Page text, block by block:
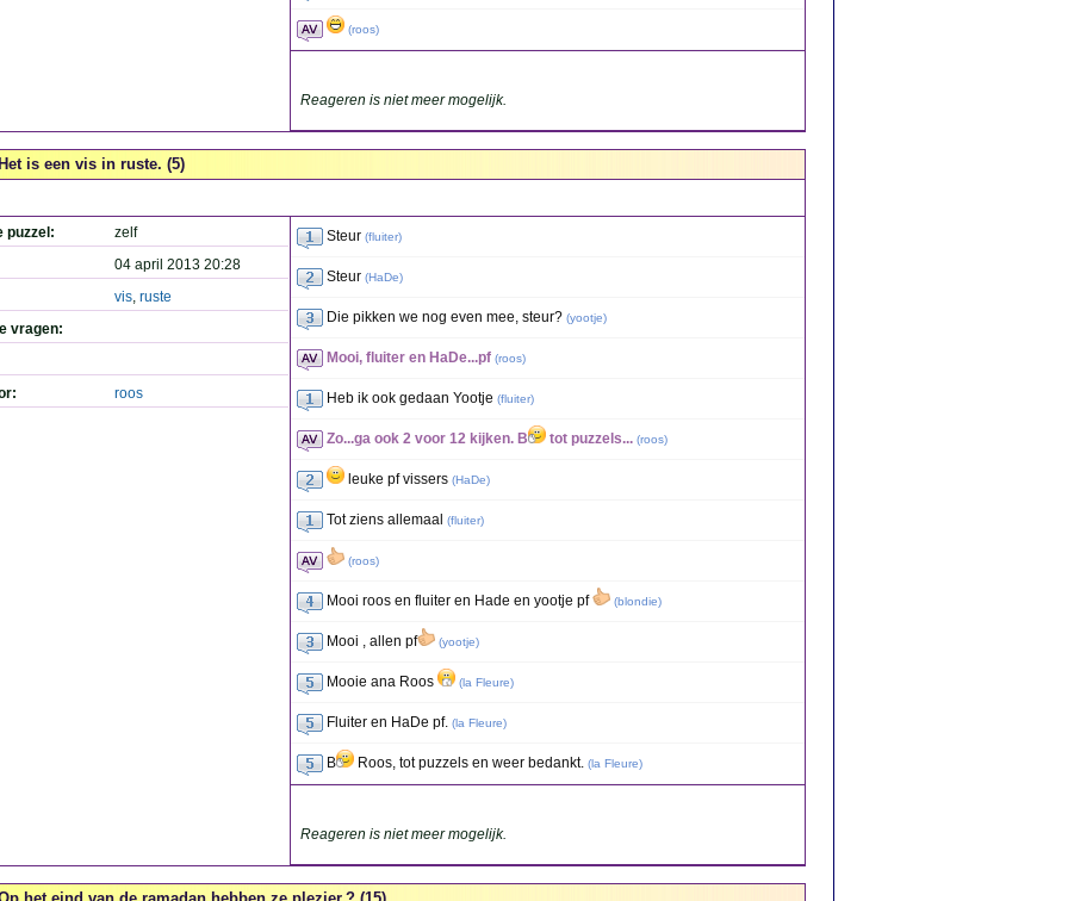
(roos)
Reageren is niet meer mogelijk.
is een vis in ruste. (5)
puzzel:
zelf
04 april 2013 20:28
vis, ruste
vragen:
roos
Steur (fluiter)
Steur (HaDe)
Die pikken we nog even mee, steur? (yootje)
Mooi, fluiter en HaDe...pf (roos)
Heb ik ook gedaan Yootje (fluiter)
Zo...ga ook 2 voor 12 kijken. B tot puzzels... (roos)
leuke pf vissers (HaDe)
Tot ziens allemaal (fluiter)
(roos)
Mooi roos en fluiter en Hade en yootje pf (blondie)
Mooi , allen pf (yootje)
Mooie ana Roos (la Fleure)
Fluiter en HaDe pf. (la Fleure)
B Roos, tot puzzels en weer bedankt. (la Fleure)
Reageren is niet meer mogelijk.